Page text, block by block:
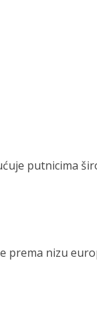
putnicima
prema nizu